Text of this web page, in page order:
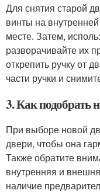
Для снятия старой
винты на
месте. Затем,
разворачивайте их
открепить ручку от
части ручки и
3. Как подобрать
При выборе новой
двери, чтобы она
Также обратите
внутренняя и
наличие